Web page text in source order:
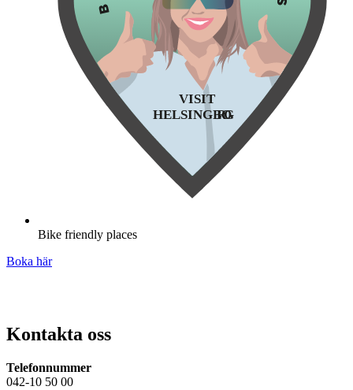
Bike friendly places
Boka här
Kontakta oss
Telefonnummer
042-10 50 00